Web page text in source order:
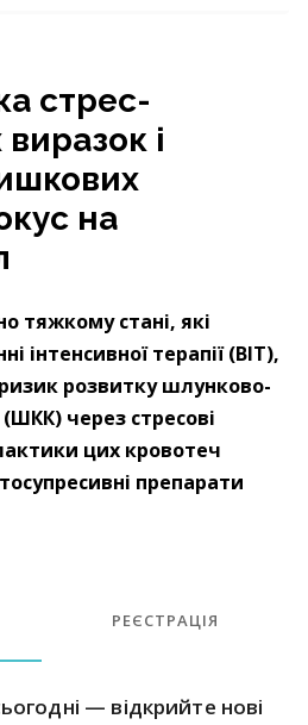
стрес-
і
на
тяжкому стані, які
інтенсивної терапії (ВІТ),
розвитку шлунково-
через стресові
цих кровотеч
препарати
РЕЄСТРАЦІЯ
— відкрийте нові